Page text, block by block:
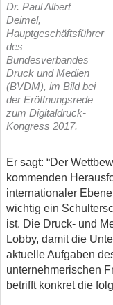
Dr. Paul Albert
Deimel,
Hauptgeschäftsführer
des
Bundesverbandes
Druck und Medien
(BVDM), im Bild bei
der Eröffnungsrede
zum Digitaldruck-
Kongress 2017.
Er sagt: “Der
kommenden
internationaler
wichtig ein
ist. Die Druck- und
Lobby, damit die
aktuelle Aufgaben
unternehmerischen
betrifft konkret die